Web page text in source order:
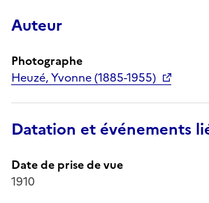
Auteur
Photographe
Heuzé, Yvonne (1885-1955)
Datation et événements
Date de prise de vue
1910